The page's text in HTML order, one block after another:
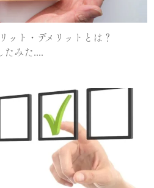
ット・デメリットとは？
みた....